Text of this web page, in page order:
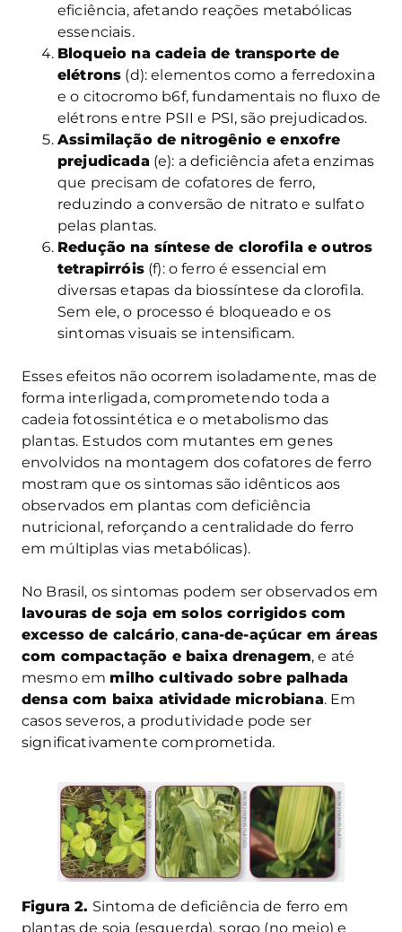
eficiência, afetando reações metabólicas
essenciais.
Bloqueio na cadeia de transporte de
elétrons (d): elementos como a ferredoxina
e o citocromo b6f, fundamentais no fluxo de
elétrons entre PSII e PSI, são prejudicados.
Assimilação de nitrogênio e enxofre
prejudicada(e): a deficiência afeta enzimas
que precisam de cofatores de ferro,
reduzindo a conversão de nitrato e sulfato
pelas plantas.
Redução na síntese de clorofila e outros
tetrapirróis(f): o ferro é essencial em
diversas etapas da biossíntese da clorofila.
Sem ele, o processo é bloqueado e os
sintomas visuais se intensificam.
Esses efeitos não ocorrem isoladamente, mas de
forma interligada, comprometendo toda a
cadeia fotossintética e o metabolismo das
plantas. Estudos com mutantes em genes
envolvidos na montagem dos cofatores de ferro
mostram que os sintomas são idênticos aos
observados em plantas com deficiência
nutricional, reforçando a centralidade do ferro
em múltiplas vias metabólicas).
No Brasil, os sintomas podem ser observados em
lavouras de soja em solos corrigidos com
excesso de calcário,cana-de-açúcar em áreas
com compactação e baixa drenagem, e até
mesmo em milho cultivado sobre palhada
densa com baixa atividade microbiana. Em
casos severos, a produtividade pode ser
significativamente comprometida.
Figura 2. Sintoma de deficiência de ferro em
plantas de soja (esquerda), sorgo (no meio) e